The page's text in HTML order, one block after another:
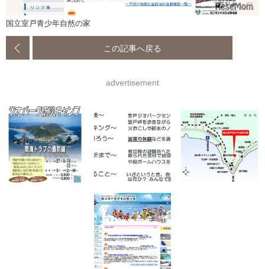
国立室戸青少年自然の家
この記事へ戻る
advertisement